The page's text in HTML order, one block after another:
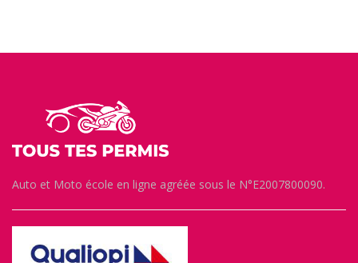
Auto et Moto école en ligne agréée sous le N°E2007800090.